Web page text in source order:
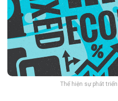
Thể hiện sự phát